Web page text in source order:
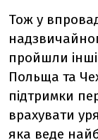
Тож у
пройшли
Польща та
підтримки
врахувати
яка веде